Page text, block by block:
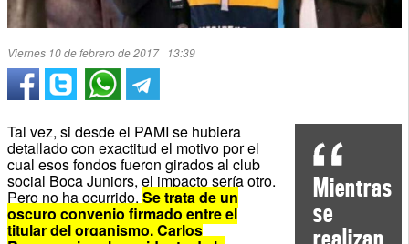
Viernes 10 de febrero de 2017 | 13:39
Mientras
se
Tal vez, si desde el PAMI se hubiera
detallado con exactitud el motivo por el
cual esos fondos fueron girados al club
social Boca Juniors, el impacto sería otro.
Pero no ha ocurrido. Se trata de un
oscuro convenio firmado entre el
titular del organismo, Carlos